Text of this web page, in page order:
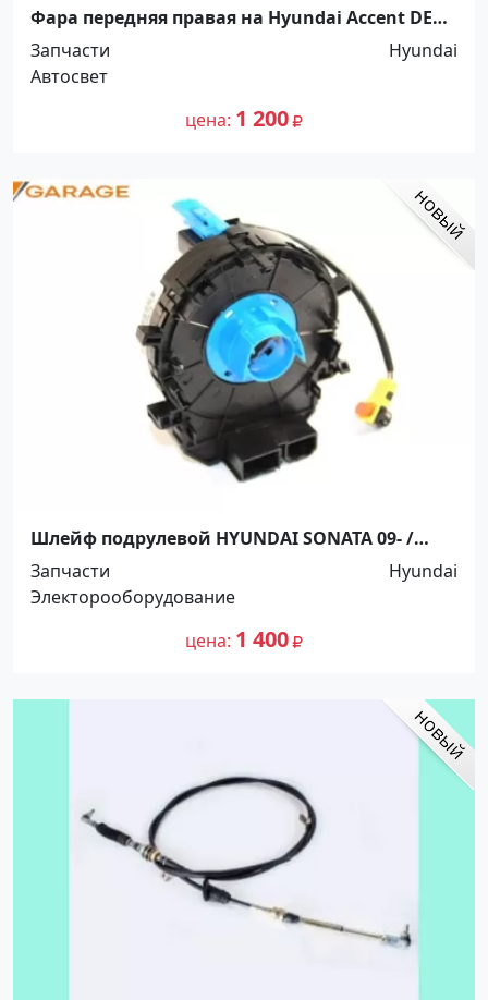
Фара передняя правая на Hyundai Accent DEPO
под корректор Краснодар
Запчасти
Hyundai
Автосвет
цена 1 200
Шлейф подрулевой HYUNDAI SONATA 09- /
ELANTRA 11 Краснодар
Запчасти
Hyundai
Электорооборудование
цена 1 400